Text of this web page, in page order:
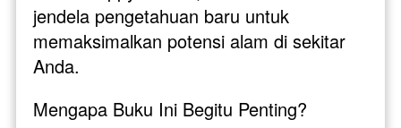
jendela pengetahuan baru untuk
memaksimalkan potensi alam di sekitar
Anda.
Mengapa Buku Ini Begitu Penting?